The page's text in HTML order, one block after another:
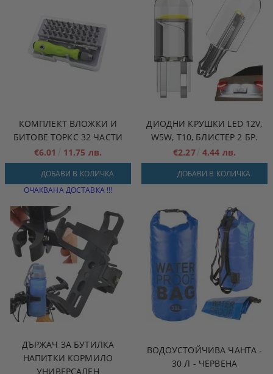
КОМПЛЕКТ ВЛОЖКИ И
БИТОВЕ ТОРКС 32 ЧАСТИ
€6.01
11.75 лв.
ДОБАВИ В КОЛИЧКА
ОЧАКВАНА ДОСТАВКА !!!
ДИОДНИ КРУШКИ LED 12V,
W5W, T10, БЛИСТЕР 2 БР.
€2.27 4.44 лв.
ДОБАВИ В КОЛИЧКА
ДЪРЖАЧ ЗА БУТИЛКА
НАПИТКИ КОРМИЛО
УНИВЕРСАЛЕН
ВОДОУСТОЙЧИВА ЧАНТА -
30 Л - ЧЕРВЕНА